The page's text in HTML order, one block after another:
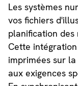
Les systèmes
vos fichiers
planification des
Cette
imprimées sur
aux exigences